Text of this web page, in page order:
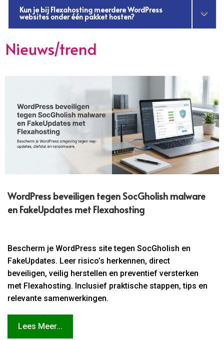
Kun je bij Flexahosting meerdere WordPress
websites onder één pakket hosten?
Nieuws/trend
WordPress beveiligen tegen SocGholish malware
en FakeUpdates met Flexahosting
Bescherm je WordPress site tegen SocGholish en
FakeUpdates. Leer risico’s herkennen, direct
beveiligen, veilig herstellen en preventief versterken
met Flexahosting. Inclusief praktische stappen, tips en
relevante samenwerkingen.
Lees Meer...